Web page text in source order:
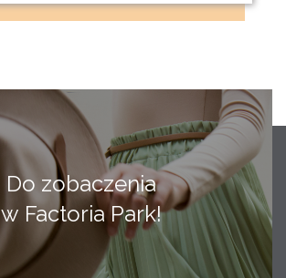
Do zobaczenia
w Factoria Park!